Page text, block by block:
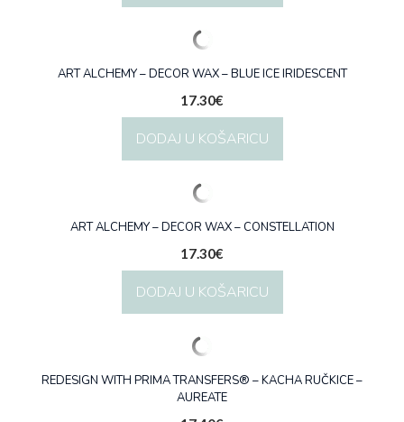
ART ALCHEMY – DECOR WAX – BLUE ICE IRIDESCENT
17.30€
DODAJ U KOŠARICU
ART ALCHEMY – DECOR WAX – CONSTELLATION
17.30€
DODAJ U KOŠARICU
REDESIGN WITH PRIMA TRANSFERS® – KACHA RUČKICE –
AUREATE